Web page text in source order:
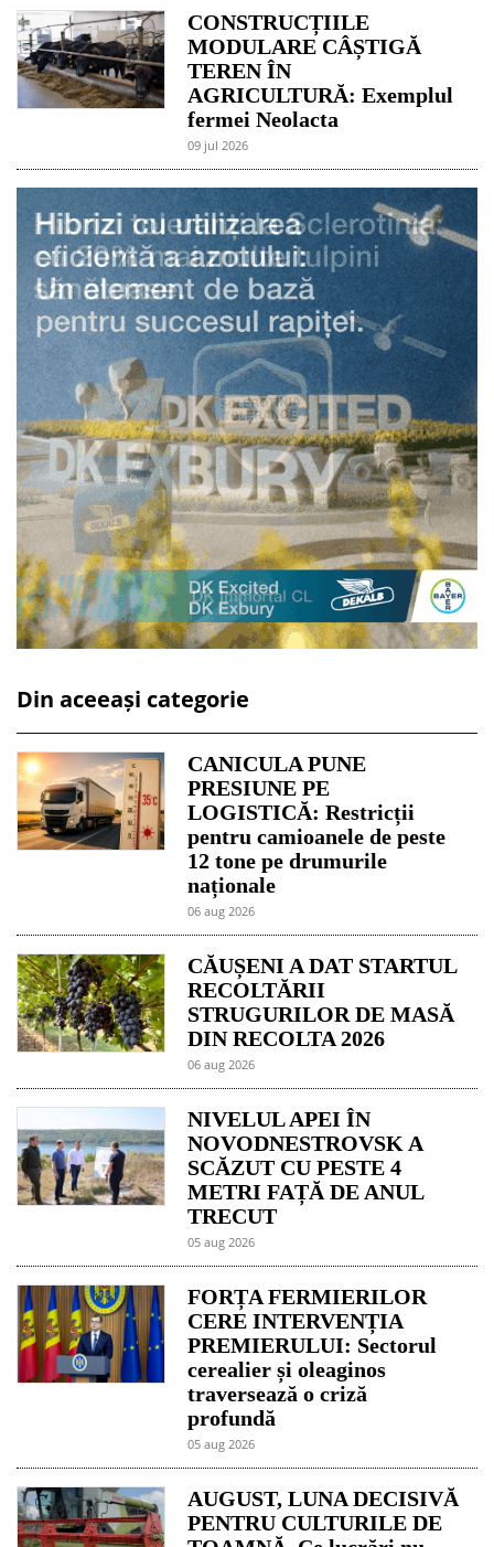
CONSTRUCȚIILE
MODULARE CÂȘTIGĂ
TEREN ÎN
AGRICULTURĂ: Exemplul
fermei Neolacta
09 jul 2026
Din aceeași categorie
CANICULA PUNE
PRESIUNE PE
LOGISTICĂ: Restricții
pentru camioanele de peste
12 tone pe drumurile
naționale
06 aug 2026
CĂUȘENI A DAT STARTUL
RECOLTĂRII
STRUGURILOR DE MASĂ
DIN RECOLTA 2026
06 aug 2026
NIVELUL APEI ÎN
NOVODNESTROVSK A
SCĂZUT CU PESTE 4
METRI FAȚĂ DE ANUL
TRECUT
05 aug 2026
FORȚA FERMIERILOR
CERE INTERVENȚIA
PREMIERULUI: Sectorul
cerealier și oleaginos
traversează o criză
profundă
05 aug 2026
AUGUST, LUNA DECISIVĂ
PENTRU CULTURILE DE